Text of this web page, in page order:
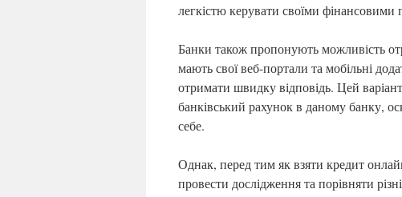
легкістю керувати своїми фінансовими
Банки також пропонують можливість
мають свої веб-портали та мобільні
отримати швидку відповідь. Цей
банківський рахунок в даному банку,
себе.
Однак, перед тим як взяти кредит
провести дослідження та порівняти